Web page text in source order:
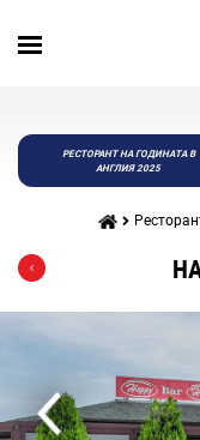
РЕСТОРАНТ НА ГОДИНАТА В
АНГЛИЯ 2025